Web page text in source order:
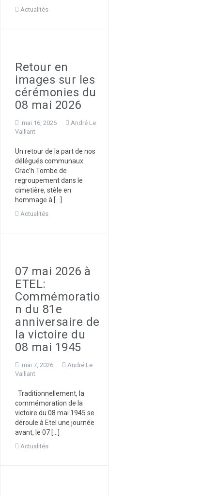
Actualités
Retour en
images sur les
cérémonies du
08 mai 2026
mai 16, 2026
André Le
Vaillant
Un retour de la part de nos
délégués communaux
Crac’h Tombe de
regroupement dans le
cimetière, stèle en
hommage à […]
Actualités
07 mai 2026 à
ETEL:
Commémoratio
n du 81e
anniversaire de
la victoire du
08 mai 1945
mai 7, 2026
André Le
Vaillant
Traditionnellement, la
commémoration de la
victoire du 08 mai 1945 se
déroule à Etel une journée
avant, le 07 […]
Actualités